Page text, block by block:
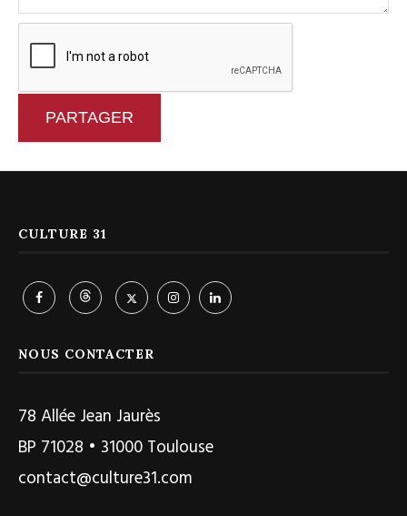
PARTAGER
CULTURE 31
NOUS CONTACTER
78 Allée Jean Jaurès
BP 71028 • 31000 Toulouse
contact@culture31.com